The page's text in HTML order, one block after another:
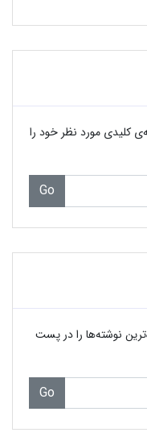
کلیدی مورد نظر خود را
Go
نوشته‌ها را در پست
Go